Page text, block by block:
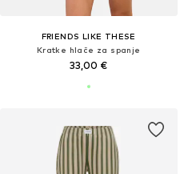
FRIENDS LIKE THESE
Kratke hlače za spanje
33,00 €